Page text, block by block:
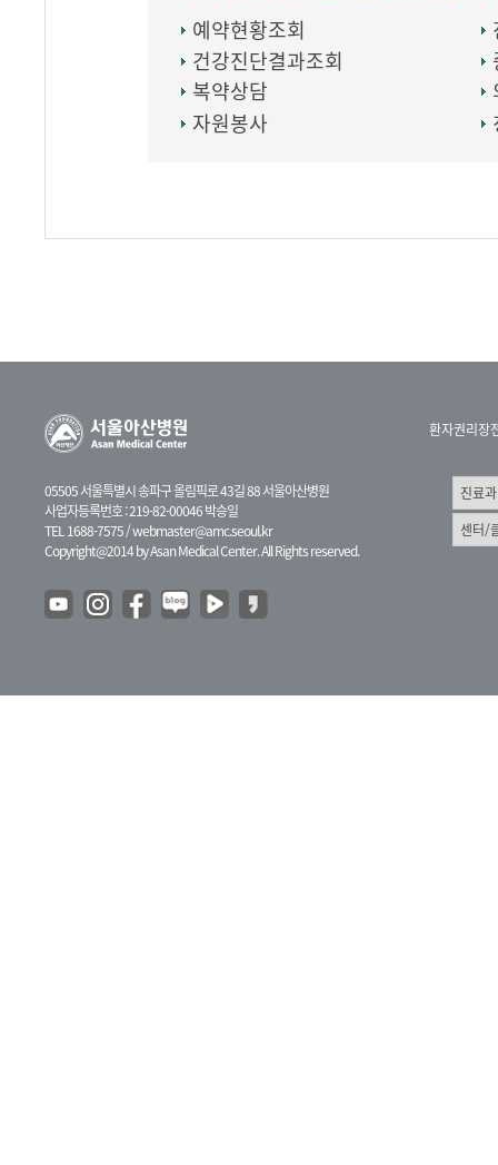
예약현황조회
건강진단결과조회
복약상담
자원봉사
05505 서울특별시 송파구 올림픽로 43길 88 서울아산병원
사업자등록번호 : 219-82-00046 박승일
TEL 1688-7575 /webmaster@amc.seoul.kr
Copyright@2014 by Asan Medical Center. All Rights reserved.
환자권리장